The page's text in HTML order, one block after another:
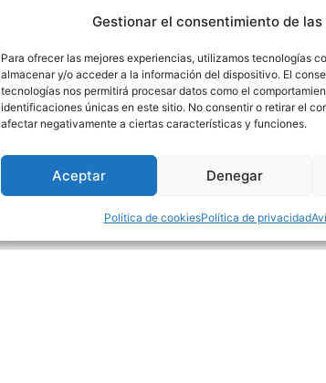
Gestionar el consentimiento de
Para ofrecer las mejores experiencias, utilizamos tecnologías
almacenar y/o acceder a la información del dispositivo. El
tecnologías nos permitirá procesar datos como el
identificaciones únicas en este sitio. No consentir o retirar el
afectar negativamente a ciertas características y funciones.
Aceptar Denegar
Política de cookiesPolítica de privacidad
geriatría
orejeros, Butacas
Salones - Comedores
Dormitorios - Dormitorios
Juveniles - Artículos para el
hogar